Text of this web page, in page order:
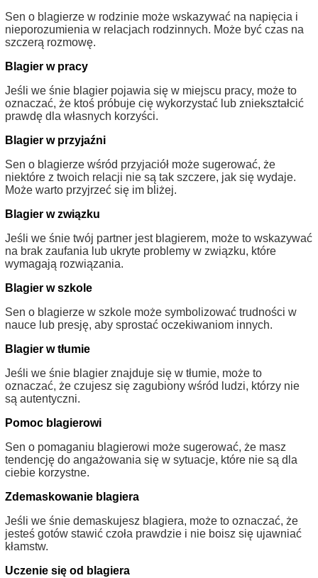
Sen o blagierze w rodzinie może wskazywać na napięcia i
nieporozumienia w relacjach rodzinnych. Może być czas na
szczerą rozmowę.
Blagier w pracy
Jeśli we śnie blagier pojawia się w miejscu pracy, może to
oznaczać, że ktoś próbuje cię wykorzystać lub zniekształcić
prawdę dla własnych korzyści.
Blagier w przyjaźni
Sen o blagierze wśród przyjaciół może sugerować, że
niektóre z twoich relacji nie są tak szczere, jak się wydaje.
Może warto przyjrzeć się im bliżej.
Blagier w związku
Jeśli we śnie twój partner jest blagierem, może to wskazywać
na brak zaufania lub ukryte problemy w związku, które
wymagają rozwiązania.
Blagier w szkole
Sen o blagierze w szkole może symbolizować trudności w
nauce lub presję, aby sprostać oczekiwaniom innych.
Blagier w tłumie
Jeśli we śnie blagier znajduje się w tłumie, może to
oznaczać, że czujesz się zagubiony wśród ludzi, którzy nie
są autentyczni.
Pomoc blagierowi
Sen o pomaganiu blagierowi może sugerować, że masz
tendencję do angażowania się w sytuacje, które nie są dla
ciebie korzystne.
Zdemaskowanie blagiera
Jeśli we śnie demaskujesz blagiera, może to oznaczać, że
jesteś gotów stawić czoła prawdzie i nie boisz się ujawniać
kłamstw.
Uczenie się od blagiera